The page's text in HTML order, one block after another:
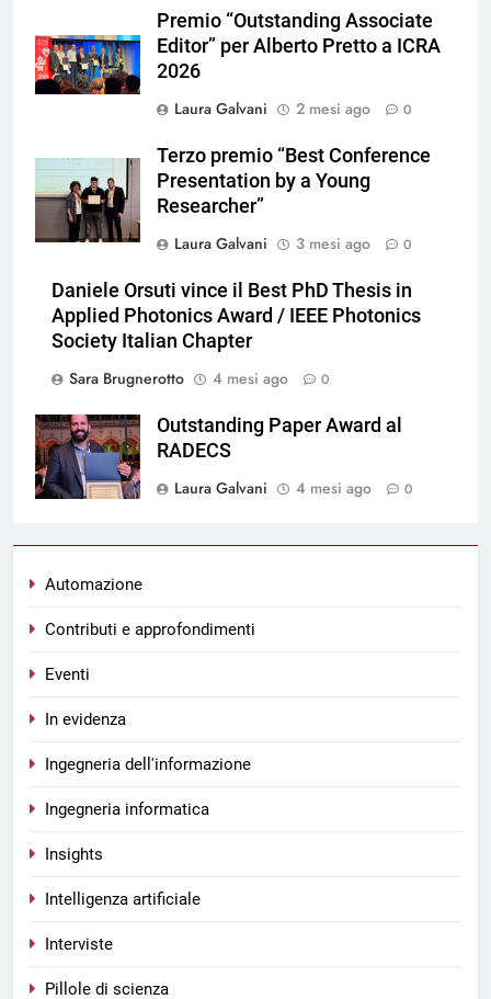
Automazione
Contributi e approfondimenti
Eventi
In evidenza
Ingegneria dell'informazione
Ingegneria informatica
Insights
Intelligenza artificiale
Interviste
Pillole di scienza
Premio “Outstanding Associate
Editor” per Alberto Pretto a ICRA
2026
Laura Galvani
2 mesi ago 0
Terzo premio “Best Conference
Presentation by a Young
Researcher”
Laura Galvani
3 mesi ago 0
Daniele Orsuti vince il Best PhD Thesis in
Applied Photonics Award / IEEE Photonics
Society Italian Chapter
Sara Brugnerotto
4 mesi ago 0
Outstanding Paper Award al
RADECS
Laura Galvani
4 mesi ago 0